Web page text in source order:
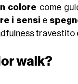
colore come
i sensi e
travestito
walk?